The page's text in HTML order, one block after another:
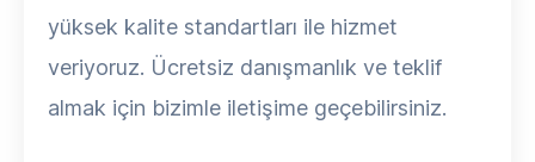
yüksek kalite standartları ile hizmet
veriyoruz. Ücretsiz danışmanlık ve teklif
almak için bizimle iletişime geçebilirsiniz.